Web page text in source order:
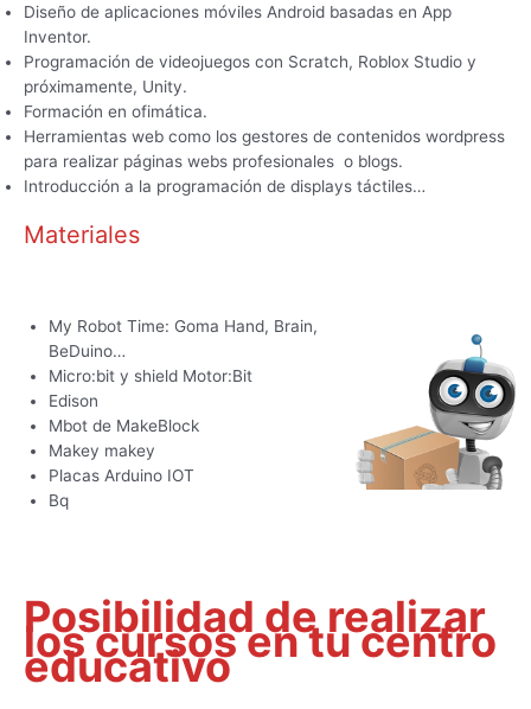
Diseño de aplicaciones móviles Android basadas en App
Inventor.
Programación de videojuegos con Scratch, Roblox Studio y
próximamente, Unity.
Formación en ofimática.
Herramientas web como los gestores de contenidos wordpress
para realizar páginas webs profesionales o blogs.
Introducción a la programación de displays táctiles…
Materiales
My Robot Time: Goma Hand, Brain,
BeDuino…
Micro:bit y shield Motor:Bit
Edison
Mbot de MakeBlock
Makey makey
Placas Arduino IOT
Bq
Posibilidad de realizar
los cursos en tu centro
educativo